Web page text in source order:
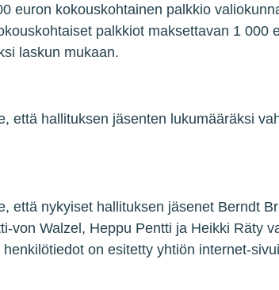
euron kokouskohtainen palkkio
palkkiot maksettavan 1 000
laskun mukaan.
että hallituksen jäsenten lukumääräksi
että nykyiset hallituksen jäsenet Berndt
von Walzel, Heppu Pentti ja Heikki Räty
on esitetty yhtiön internet-